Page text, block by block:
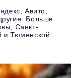
Авито,
Больше
Санкт-
и Тюменской